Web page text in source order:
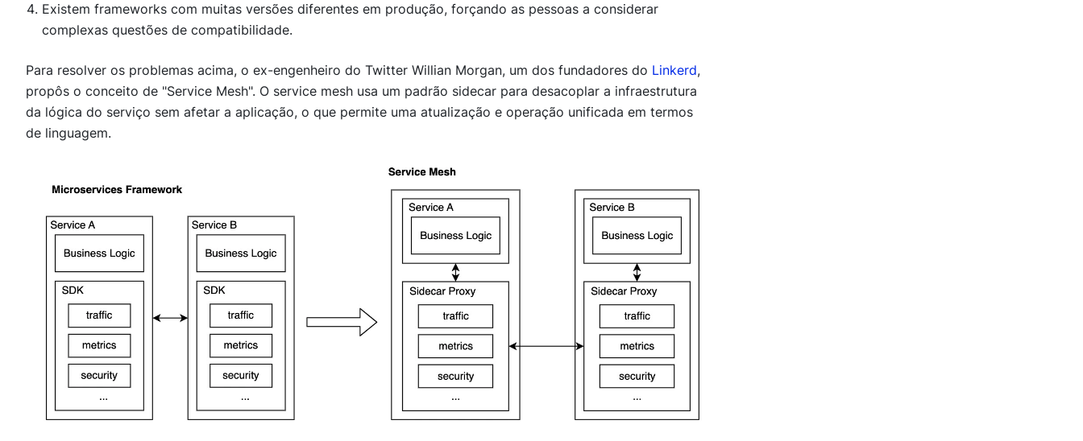
Existem frameworks com muitas versões diferentes em produção, forçando as pessoas a considerar
complexas questões de compatibilidade.
Para resolver os problemas acima, o ex-engenheiro do Twitter Willian Morgan, um dos fundadores do Linkerd,
propôs o conceito de "Service Mesh". O service mesh usa um padrão sidecar para desacoplar a infraestrutura
da lógica do serviço sem afetar a aplicação, o que permite uma atualização e operação unificada em termos
de linguagem.